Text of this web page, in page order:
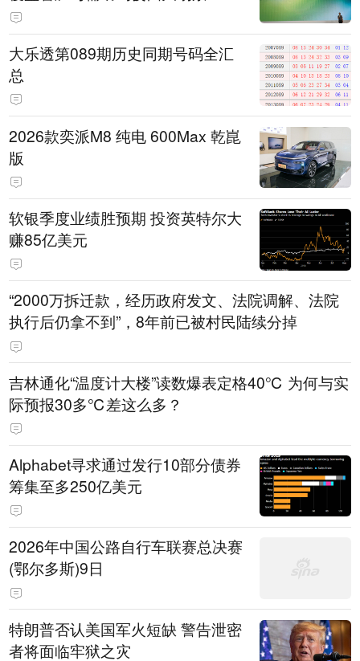
大乐透第089期历史同期号码全汇
总
2026款奕派M8 纯电 600Max 乾崑
版
软银季度业绩胜预期 投资英特尔大
赚85亿美元
“2000万拆迁款，经历政府发文、法院调解、法院
执行后仍拿不到”，8年前已被村民陆续分掉
吉林通化“温度计大楼”读数爆表定格40℃ 为何与实
际预报30多℃差这么多？
Alphabet寻求通过发行10部分债券
筹集至多250亿美元
2026年中国公路自行车联赛总决赛
(鄂尔多斯)9日
特朗普否认美国军火短缺 警告泄密
者将面临牢狱之灾